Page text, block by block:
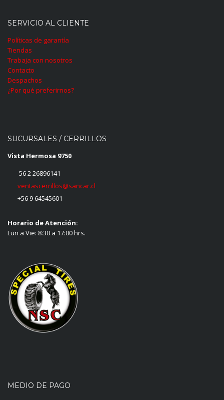
SERVICIO AL CLIENTE
Políticas de garantía
Tiendas
Trabaja con nosotros
Contacto
Despachos
¿Por qué preferirnos?
SUCURSALES / CERRILLOS
Vista Hermosa 9750
56 2 26896141
ventascerrillos@sancar.cl
+56 9 64545601
Horario de Atención:
Lun a Vie: 8:30 a 17:00 hrs.
MEDIO DE PAGO